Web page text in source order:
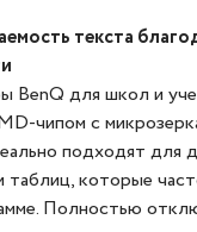
текста
BenQ для школ и
чипом с
подходят для
таблиц, которые
Полностью